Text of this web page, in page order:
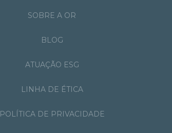
SOBRE A OR
BLOG
ATUAÇÃO ESG
LINHA DE ÉTICA
POLÍTICA DE PRIVACIDADE